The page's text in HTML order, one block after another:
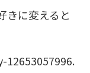
きに変えると